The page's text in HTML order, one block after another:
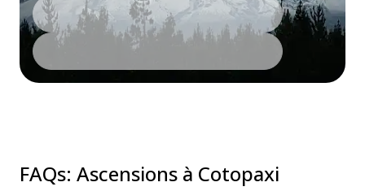
FAQs: Ascensions à Cotopaxi